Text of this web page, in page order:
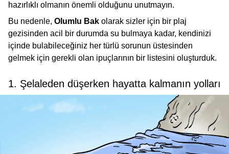
hazırlıklı olmanın önemli olduğunu unutmayın.
Bu nedenle, Olumlu Bak olarak sizler için bir plaj
gezisinden acil bir durumda su bulmaya kadar, kendinizi
içinde bulabileceğiniz her türlü sorunun üstesinden
gelmek için gerekli olan ipuçlarının bir listesini oluşturduk.
1. Şelaleden düşerken hayatta kalmanın yolları